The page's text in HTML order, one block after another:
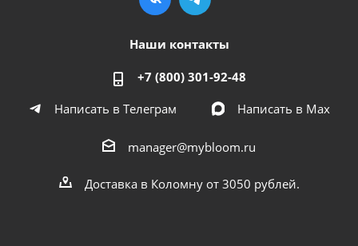
Наши контакты
+7 (800) 301-92-48
Написать в Телеграм
Написать в Мах
manager@mybloom.ru
Доставка в Коломну от 3050 рублей.